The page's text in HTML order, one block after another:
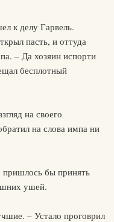
к делу Гарвель.
пасть, и оттуда
– Да хозяин испорти
бесплотный
на своего
на слова импа ни
пришлось бы принять
ушей.
– Устало проговрил